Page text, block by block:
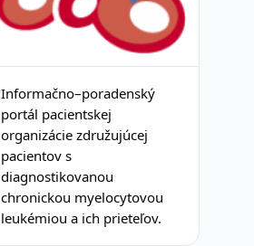
Informačno–poradenský
portál pacientskej
organizácie združujúcej
pacientov s
diagnostikovanou
chronickou myelocytovou
leukémiou a ich prieteľov.